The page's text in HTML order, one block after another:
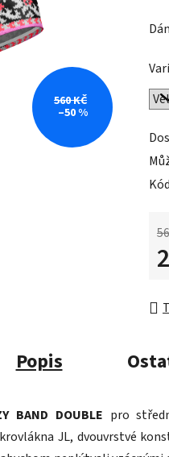
560 KČ
–50 %
Popis
BAND DOUBLE pro
JL, dvouvrstvé